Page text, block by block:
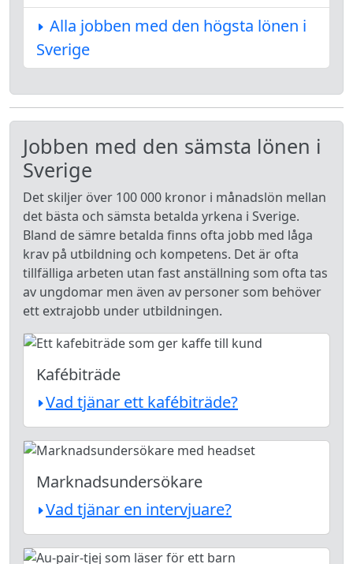
Alla jobben med den högsta lönen i
Sverige
Jobben med den sämsta lönen i
Sverige
Det skiljer över 100 000 kronor i månadslön mellan
det bästa och sämsta betalda yrkena i Sverige.
Bland de sämre betalda finns ofta jobb med låga
krav på utbildning och kompetens. Det är ofta
tillfälliga arbeten utan fast anställning som ofta tas
av ungdomar men även av personer som behöver
ett extrajobb under utbildningen.
Kafébiträde
Vad tjänar ett kafébiträde?
Marknadsundersökare
Vad tjänar en intervjuare?